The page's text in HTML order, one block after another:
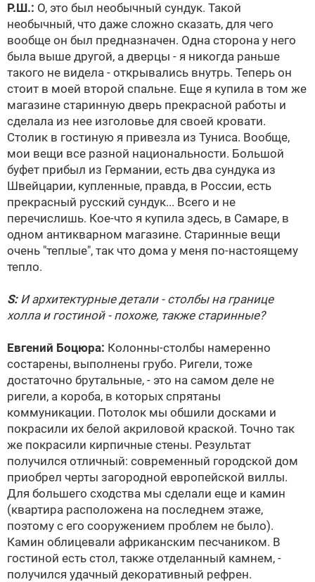
Р.Ш.: О, это был необычный сундук. Такой
необычный, что даже сложно сказать, для чего
вообще он был предназначен. Одна сторона у него
была выше другой, а дверцы - я никогда раньше
такого не видела - открывались внутрь. Теперь он
стоит в моей второй спальне. Еще я купила в том же
магазине старинную дверь прекрасной работы и
сделала из нее изголовье для своей кровати.
Столик в гостиную я привезла из Туниса. Вообще,
мои вещи все разной национальности. Большой
буфет прибыл из Германии, есть два сундука из
Швейцарии, купленные, правда, в России, есть
прекрасный русский сундук... Всего и не
перечислишь. Кое-что я купила здесь, в Самаре, в
одном антикварном магазине. Старинные вещи
очень "теплые", так что дома у меня по-настоящему
тепло.
S:И архитектурные детали - столбы на границе
холла и гостиной - похоже, также старинные?
Евгений Боцюра: Колонны-столбы намеренно
состарены, выполнены грубо. Ригели, тоже
достаточно брутальные, - это на самом деле не
ригели, а короба, в которых спрятаны
коммуникации. Потолок мы обшили досками и
покрасили их белой акриловой краской. Точно так
же покрасили кирпичные стены. Результат
получился отличный: современный городской дом
приобрел черты загородной европейской виллы.
Для большего сходства мы сделали еще и камин
(квартира расположена на последнем этаже,
поэтому с его сооружением проблем не было).
Камин облицевали африканским песчаником. В
гостиной есть стол, также отделанный камнем, -
получился удачный декоративный рефрен.